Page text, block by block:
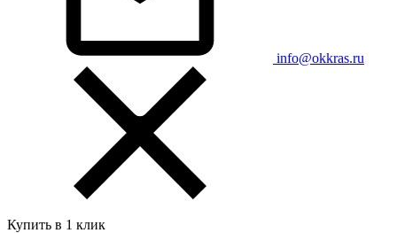
info@okkras.ru
Купить в 1 клик